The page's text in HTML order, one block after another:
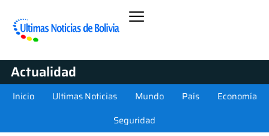
Actualidad
Inicio Ultimas Noticias Mundo País
Economía
Seguridad